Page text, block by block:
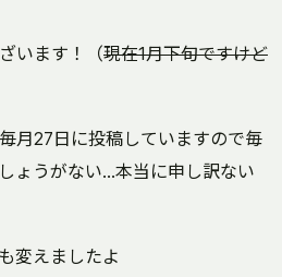
います！（現在1月下旬ですけど
月27日に投稿していますので毎
ょうがない...本当に申し訳ない
変えましたよ